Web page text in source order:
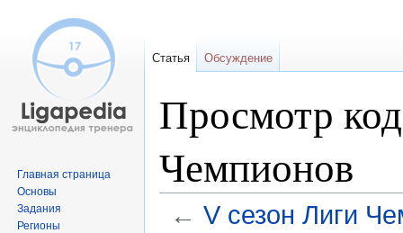
Просмотр
Чемпионов
← V сезон Лиги
Статья Обсуждение
Главная страница
Основы
Задания
Регионы